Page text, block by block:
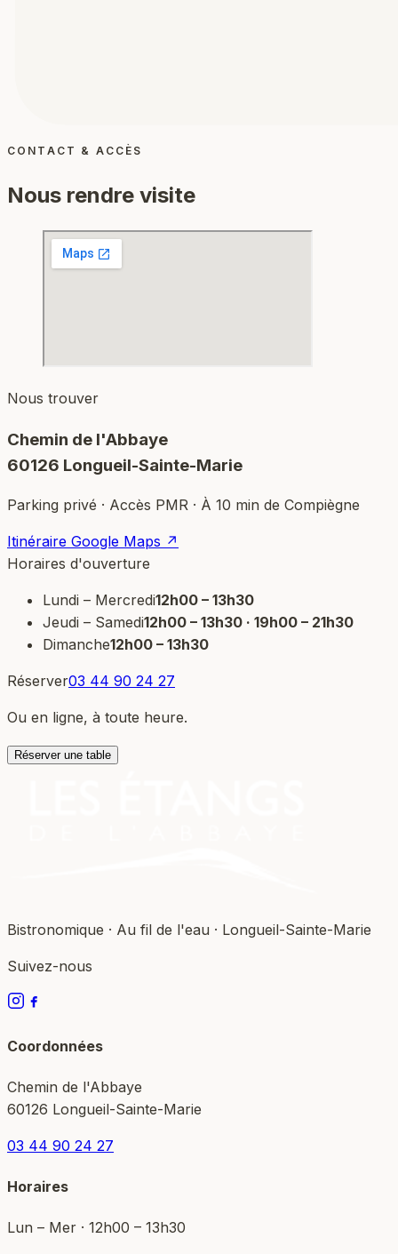
CONTACT & ACCÈS
Nous rendre visite
Nous trouver
Chemin de l'Abbaye
60126 Longueil-Sainte-Marie
Parking privé · Accès PMR · À 10 min de Compiègne
Itinéraire Google Maps ↗
Horaires d'ouverture
Lundi – Mercredi12h00 – 13h30
Jeudi – Samedi12h00 – 13h30 · 19h00 – 21h30
Dimanche12h00 – 13h30
Réserver03 44 90 24 27
Ou en ligne, à toute heure.
Réserver une table
Bistronomique · Au fil de l'eau · Longueil-Sainte-Marie
Suivez-nous
Coordonnées
Chemin de l'Abbaye
60126 Longueil-Sainte-Marie
03 44 90 24 27
Horaires
Lun – Mer · 12h00 – 13h30